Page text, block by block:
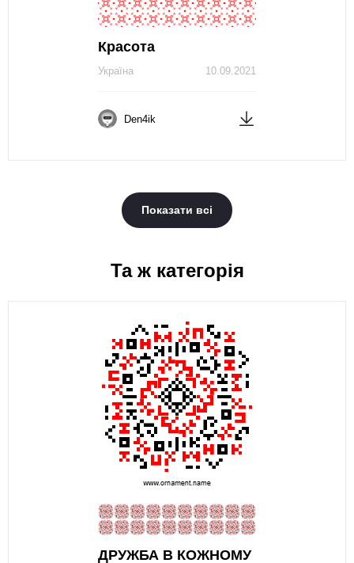
Красота
10.09.2021
Україна
Den4ik
Показати всі
Та ж категорія
ДРУЖБА В КОЖНОМУ